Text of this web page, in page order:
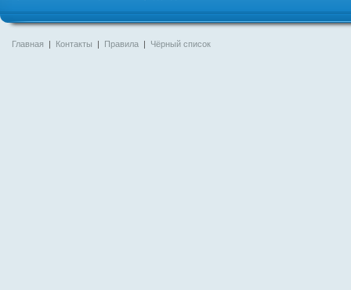
Главная | Контакты | Правила | Чёрный список